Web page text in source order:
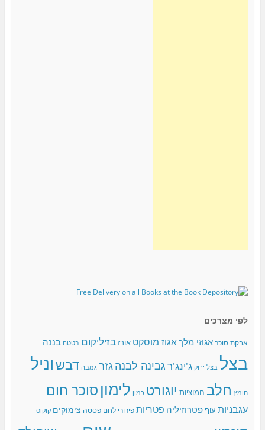
לפי מצרכים
אבקת סוכר אגוזי מלךאגוז מוסקט אורזבזיליקום בטטה בננה
בצל בצל ירוק ג'ינג'רגבינה לבנהגזר גמבה דבשוניל
חומץ חלב חמוציות יוגורט כמון לימוןסוכר חום
עגבניות עוףפטרוזיליה פטריות פירורי לחם פסטה צימוקים קוקוס